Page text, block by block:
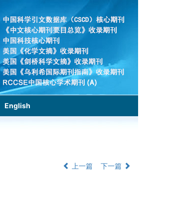
English
上一篇 下一篇